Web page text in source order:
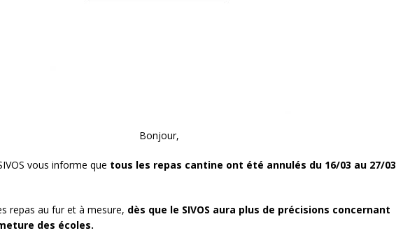
Bonjour,
vous informe que tous les repas cantine ont été annulés du 16/03 au 27/03
repas au fur et à mesure, dès que le SIVOS aura plus de précisions concernant
des écoles.